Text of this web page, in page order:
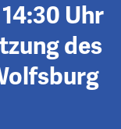
Uhr
des